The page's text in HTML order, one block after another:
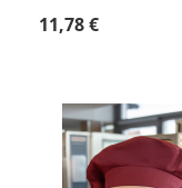
Regulärer Preis:
11,78 €